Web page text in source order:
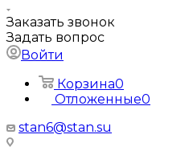
Заказать звонок
Задать вопрос
Войти
Корзина0
Отложенные0
stan6@stan.su